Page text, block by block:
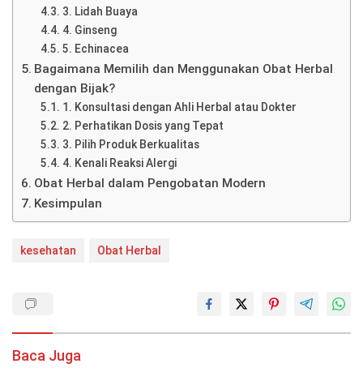
3. Lidah Buaya
4. Ginseng
5. Echinacea
Bagaimana Memilih dan Menggunakan Obat Herbal
dengan Bijak?
1. Konsultasi dengan Ahli Herbal atau Dokter
2. Perhatikan Dosis yang Tepat
3. Pilih Produk Berkualitas
4. Kenali Reaksi Alergi
Obat Herbal dalam Pengobatan Modern
Kesimpulan
kesehatan Obat Herbal
Baca Juga